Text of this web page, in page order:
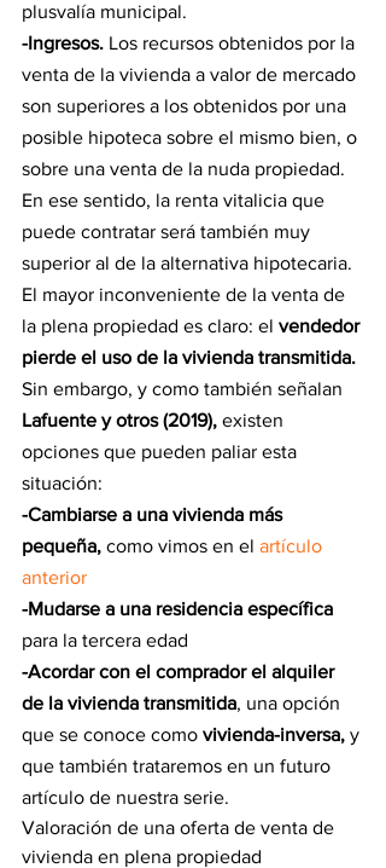
plusvalía municipal.
-Ingresos. Los recursos obtenidos por la
venta de la vivienda a valor de mercado
son superiores a los obtenidos por una
posible hipoteca sobre el mismo bien, o
sobre una venta de la nuda propiedad.
En ese sentido, la renta vitalicia que
puede contratar será también muy
superior al de la alternativa hipotecaria.
El mayor inconveniente de la venta de
la plena propiedad es claro: el vendedor
pierde el uso de la vivienda transmitida.
Sin embargo, y como también señalan
Lafuente y otros (2019), existen
opciones que pueden paliar esta
situación:
-Cambiarse a una vivienda más
pequeña, como vimos en el artículo
anterior
-Mudarse a una residencia específica
para la tercera edad
-Acordar con el comprador el alquiler
de la vivienda transmitida, una opción
que se conoce como vivienda-inversa, y
que también trataremos en un futuro
artículo de nuestra serie.
Valoración de una oferta de venta de
vivienda en plena propiedad